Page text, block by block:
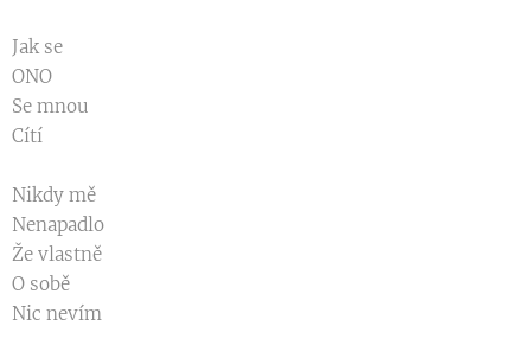
Jak se
ONO
Se mnou
Cítí
Nikdy mě
Nenapadlo
Že vlastně
O sobě
Nic nevím